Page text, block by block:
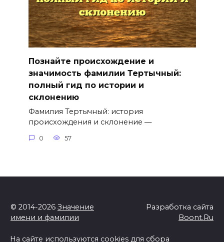
Познайте происхождение и
значимость фамилии Тертычный:
полный гид по истории и
склонению
Фамилия Тертычный: история
происхождения и склонение —
0 57
© 2014-2026 Значение
имени и фамилии
Разработка сайта
Boont.Ru
На сайте используются cookies для сбора